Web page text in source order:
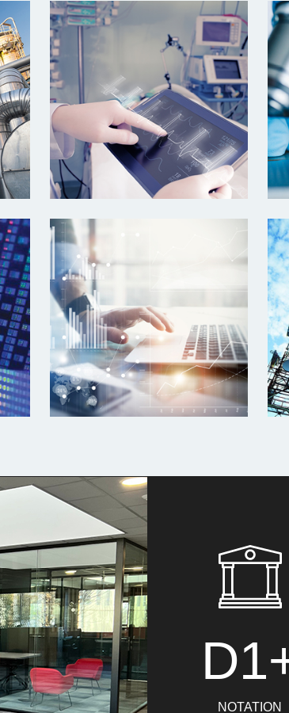
NOTATION